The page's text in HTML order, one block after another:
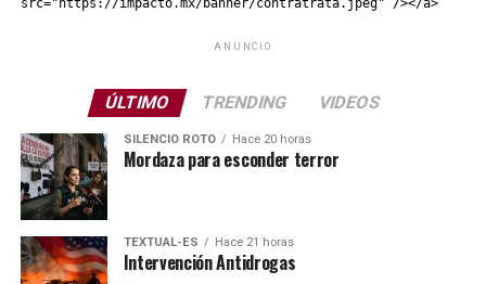
src="https://impacto.mx/banner/contratrata.jpeg" /></a>
ANUNCIO
ÚLTIMO TRENDING VIDEOS
SILENCIO ROTO Hace 20 horas
Mordaza para esconder terror
TEXTUAL-ES Hace 21 horas
Intervención Antidrogas